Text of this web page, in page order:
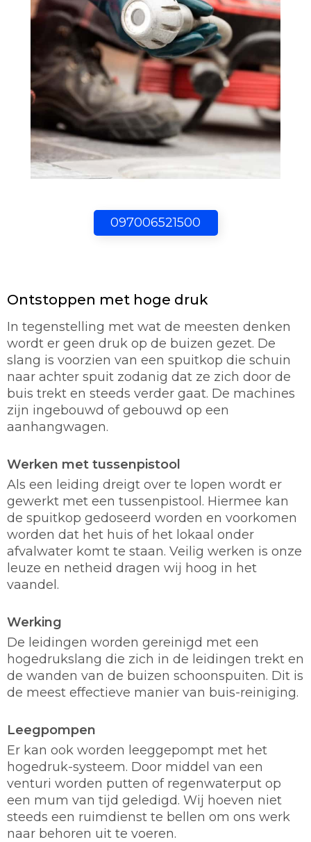
097006521500
Ontstoppen met hoge druk
In tegenstelling met wat de meesten denken
wordt er geen druk op de buizen gezet. De
slang is voorzien van een spuitkop die schuin
naar achter spuit zodanig dat ze zich door de
buis trekt en steeds verder gaat. De machines
zijn ingebouwd of gebouwd op een
aanhangwagen.
Werken met tussenpistool
Als een leiding dreigt over te lopen wordt er
gewerkt met een tussenpistool. Hiermee kan
de spuitkop gedoseerd worden en voorkomen
worden dat het huis of het lokaal onder
afvalwater komt te staan. Veilig werken is onze
leuze en netheid dragen wij hoog in het
vaandel.
Werking
De leidingen worden gereinigd met een
hogedrukslang die zich in de leidingen trekt en
de wanden van de buizen schoonspuiten. Dit is
de meest effectieve manier van buis-reiniging.
Leegpompen
Er kan ook worden leeggepompt met het
hogedruk-systeem. Door middel van een
venturi worden putten of regenwaterput op
een mum van tijd geledigd. Wij hoeven niet
steeds een ruimdienst te bellen om ons werk
naar behoren uit te voeren.